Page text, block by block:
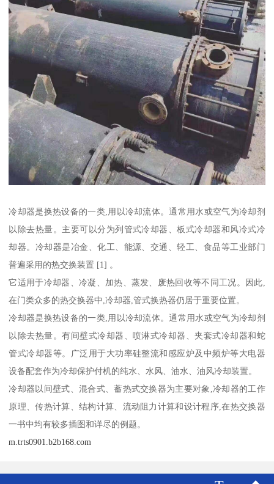
冷却器是换热设备的一类,用以冷却流体。通常用水或空气为冷却剂
以除去热量。主要可以分为列管式冷却器、板式冷却器和风冷式冷
却器。冷却器是冶金、化工、能源、交通、轻工、食品等工业部门
普遍采用的热交换装置 [1] 。
它适用于冷却器、冷凝、加热、蒸发、废热回收等不同工况。因此,
在门类众多的热交换器中,冷却器,管式换热器仍居于重要位置。
冷却器是换热设备的一类,用以冷却流体。通常用水或空气为冷却剂
以除去热量。有间壁式冷却器、喷淋式冷却器、夹套式冷却器和蛇
管式冷却器等。广泛用于大功率硅整流和感应炉及中频炉等大电器
设备配套作为冷却保护付机的纯水、水风、油水、油风冷却装置。
冷却器以间壁式、混合式、蓄热式交换器为主要对象,冷却器的工作
原理、传热计算、结构计算、流动阻力计算和设计程序,在热交换器
一书中均有较多插图和详尽的例题。
m.trts0901.b2b168.com